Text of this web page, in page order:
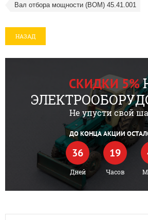
Вал отбора мощности (ВОМ) 45.41.001
НАЗАД
СКИДКИ 5%
Не упусти свой
ДО КОНЦА АКЦИИ
36
Дней
19
Часов